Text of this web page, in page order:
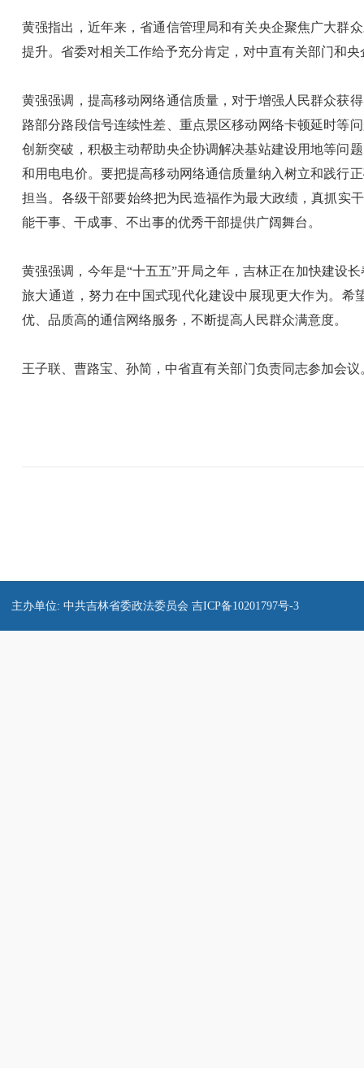
黄强指出，近年来，省通信管理局和有关央企聚焦广大群
提升。省委对相关工作给予充分肯定，对中直有关部门和
黄强强调，提高移动网络通信质量，对于增强人民群众获
路部分路段信号连续性差、重点景区移动网络卡顿延时等
创新突破，积极主动帮助央企协调解决基站建设用地等问
和用电电价。要把提高移动网络通信质量纳入树立和践行
担当。各级干部要始终把为民造福作为最大政绩，真抓实
能干事、干成事、不出事的优秀干部提供广阔舞台。
黄强强调，今年是“十五五”开局之年，吉林正在加快建设
旅大通道，努力在中国式现代化建设中展现更大作为。
优、品质高的通信网络服务，不断提高人民群众满意度。
王子联、曹路宝、孙简，中省直有关部门负责同志参加会议
主办单位: 中共吉林省委政法委员会 吉ICP备10201797号-3